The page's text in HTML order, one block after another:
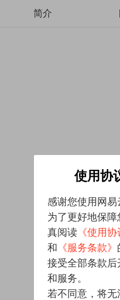
简介
使用协
感谢您使用网易
为了更好地保障
真阅读 《使用协
和 《服务条款》
接受全部条款
和服务。
若不同意，将